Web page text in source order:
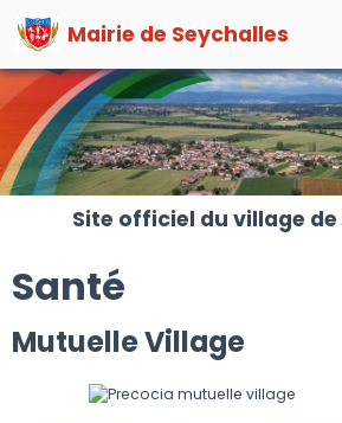
Mairie de Seychalles
Site officiel du village de
Santé
Mutuelle Village